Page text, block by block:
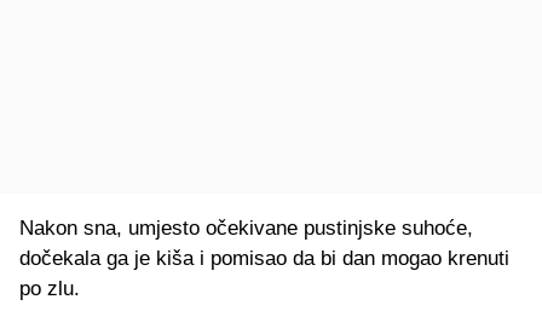
Nakon sna, umjesto očekivane pustinjske suhoće,
dočekala ga je kiša i pomisao da bi dan mogao krenuti
po zlu.